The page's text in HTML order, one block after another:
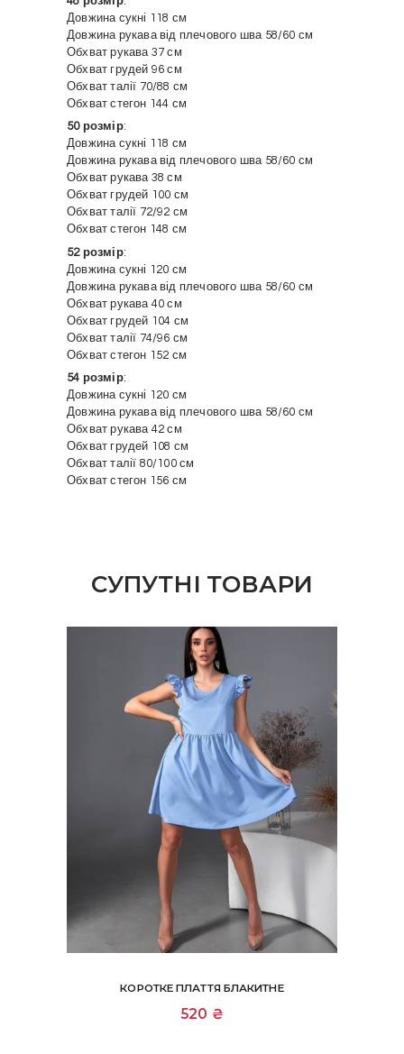
Довжина сукні 118 см
Довжина рукава від плечового шва 58/60 см
Обхват рукава 37 см
Обхват грудей 96 см
Обхват талії 70/88 см
Обхват стегон 144 см
50 розмір:
Довжина сукні 118 см
Довжина рукава від плечового шва 58/60 см
Обхват рукава 38 см
Обхват грудей 100 см
Обхват талії 72/92 см
Обхват стегон 148 см
52 розмір:
Довжина сукні 120 см
Довжина рукава від плечового шва 58/60 см
Обхват рукава 40 см
Обхват грудей 104 см
Обхват талії 74/96 см
Обхват стегон 152 см
54 розмір:
Довжина сукні 120 см
Довжина рукава від плечового шва 58/60 см
Обхват рукава 42 см
Обхват грудей 108 см
Обхват талії 80/100 см
Обхват стегон 156 см
СУПУТНІ ТОВАРИ
КОРОТКЕ ПЛАТТЯ БЛАКИТНЕ
520 ₴